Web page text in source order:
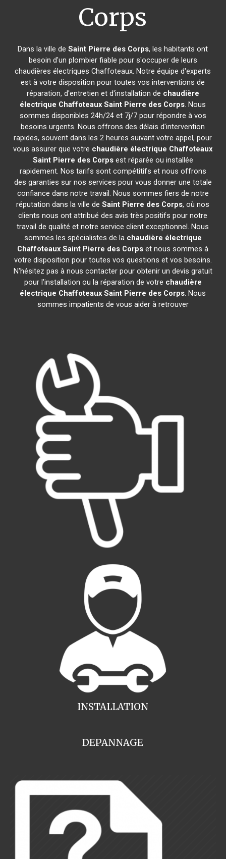
Corps
Dans la ville deSaint Pierre des Corps, les habitants ont
besoin d'un plombier fiable pour s'occuper de leurs
chaudières électriques Chaffoteaux. Notre équipe d'experts
est à votre disposition pour toutes vos interventions de
réparation, d'entretien et d'installation de chaudière
électrique Chaffoteaux Saint Pierre des Corps. Nous
sommes disponibles 24h/24 et 7j/7 pour répondre à vos
besoins urgents. Nous offrons des délais d'intervention
rapides, souvent dans les 2 heures suivant votre appel, pour
vous assurer que votre chaudière électrique Chaffoteaux
Saint Pierre des Corpsest réparée ou installée
rapidement. Nos tarifs sont compétitifs et nous offrons
des garanties sur nos services pour vous donner une totale
confiance dans notre travail. Nous sommes fiers de notre
réputation dans la ville deSaint Pierre des Corps, où nos
clients nous ont attribué des avis très positifs pour notre
travail de qualité et notre service client exceptionnel. Nous
sommes les spécialistes de la chaudière électrique
Chaffoteaux Saint Pierre des Corps et nous sommes à
votre disposition pour toutes vos questions et vos besoins.
N'hésitez pas à nous contacter pour obtenir un devis gratuit
pour l'installation ou la réparation de votre chaudière
électrique Chaffoteaux Saint Pierre des Corps. Nous
sommes impatients de vous aider à retrouver
INSTALLATION
DEPANNAGE